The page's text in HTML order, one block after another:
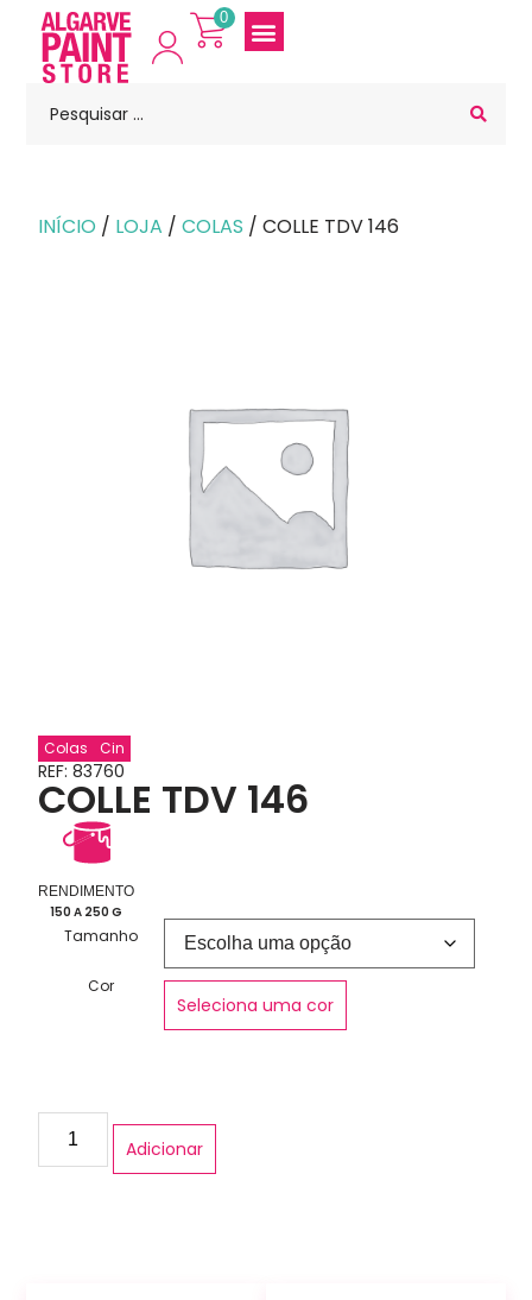
0
INÍCIO / LOJA /COLAS / COLLE TDV 146
Colas Cin
REF: 83760
COLLE TDV 146
RENDIMENTO
150 A 250 G
Tamanho
Cor
Seleciona uma cor
Adicionar